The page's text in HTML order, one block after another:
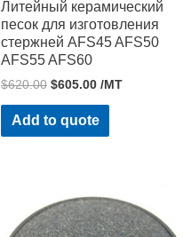
Литейный керамический
песок для изготовления
стержней AFS45 AFS50
AFS55 AFS60
$620.00 $605.00 /MT
Add to quote